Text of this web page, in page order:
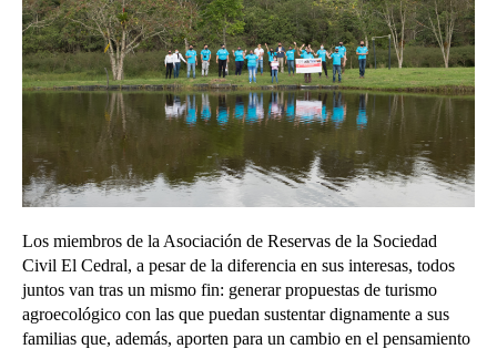
Los miembros de la Asociación de Reservas de la Sociedad
Civil El Cedral, a pesar de la diferencia en sus interesas, todos
juntos van tras un mismo fin: generar propuestas de turismo
agroecológico con las que puedan sustentar dignamente a sus
familias que, además, aporten para un cambio en el pensamiento